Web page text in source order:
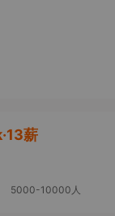
薪
5000-10000人